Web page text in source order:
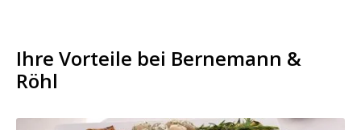
Ihre Vorteile bei Bernemann &
Röhl